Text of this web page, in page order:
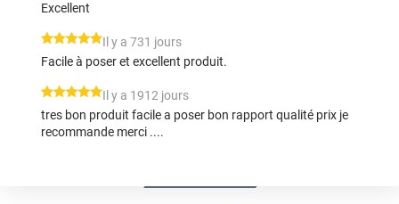
Excellent
*****
Il y a 731 jours
Facile à poser et excellent produit.
*****
Il y a 1912 jours
tres bon produit facile a poser bon rapport qualité prix je
recommande merci ....